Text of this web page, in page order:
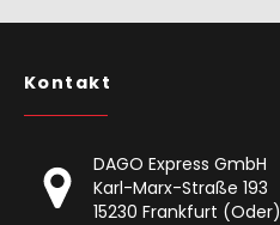
Kontakt
DAGO Express GmbH
Karl-Marx-Straße 193
15230 Frankfurt (Oder)